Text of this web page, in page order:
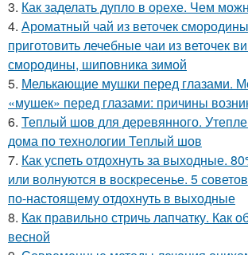
3. Как заделать дупло в орехе. Чем
4. Ароматный чай из веточек
приготовить лечебные чаи из веточек
смородины, шиповника зимой
5. Мелькающие мушки перед глазами.
«мушек» перед глазами: причины
6. Теплый шов для деревянного.
дома по технологии Теплый шов
7. Как успеть отдохнуть за выходные.
или волнуются в воскресенье. 5
по-настоящему отдохнуть в выходные
8. Как правильно стричь лапчатку. Как
весной